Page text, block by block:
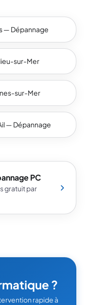
— Dépannage
sur-Mer
sur-Mer
— Dépannage
PC
gratuit par
?
rapide à